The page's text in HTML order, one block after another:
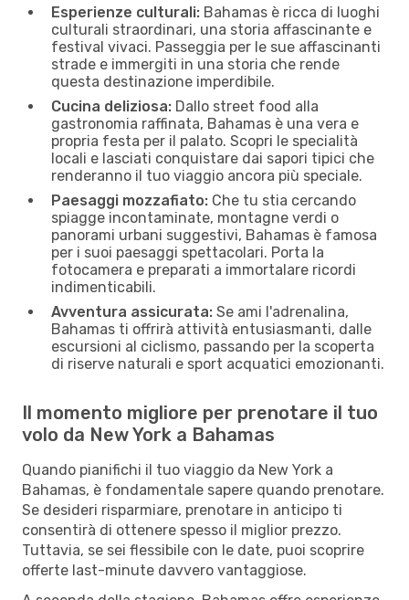
Esperienze culturali: Bahamas è ricca di luoghi
culturali straordinari, una storia affascinante e
festival vivaci. Passeggia per le sue affascinanti
strade e immergiti in una storia che rende
questa destinazione imperdibile.
Cucina deliziosa: Dallo street food alla
gastronomia raffinata, Bahamas è una vera e
propria festa per il palato. Scopri le specialità
locali e lasciati conquistare dai sapori tipici che
renderanno il tuo viaggio ancora più speciale.
Paesaggi mozzafiato: Che tu stia cercando
spiagge incontaminate, montagne verdi o
panorami urbani suggestivi, Bahamas è famosa
per i suoi paesaggi spettacolari. Porta la
fotocamera e preparati a immortalare ricordi
indimenticabili.
Avventura assicurata: Se ami l'adrenalina,
Bahamas ti offrirà attività entusiasmanti, dalle
escursioni al ciclismo, passando per la scoperta
di riserve naturali e sport acquatici emozionanti.
Il momento migliore per prenotare il tuo
volo da New York a Bahamas
Quando pianifichi il tuo viaggio da New York a
Bahamas, è fondamentale sapere quando prenotare.
Se desideri risparmiare, prenotare in anticipo ti
consentirà di ottenere spesso il miglior prezzo.
Tuttavia, se sei flessibile con le date, puoi scoprire
offerte last-minute davvero vantaggiose.